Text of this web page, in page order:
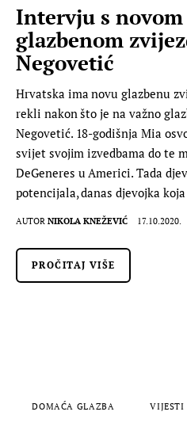
Intervju s
glazbenom
Negovetić
Hrvatska ima novu glazbenu
rekli nakon što je na važno
Negovetić. 18-godišnja Mia
svijet svojim izvedbama do te
DeGeneres u Americi. Tada
potencijala, danas djevojka
AUTOR NIKOLA KNEŽEVIĆ 17.10.2020.
PROČITAJ VIŠE
DOMAĆA GLAZBA VIJESTI